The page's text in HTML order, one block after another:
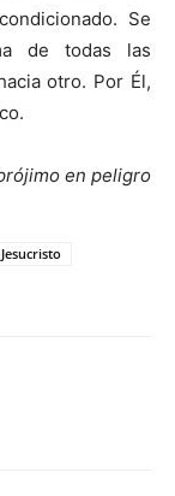
Se
de todas las
otro. Por Él,
en peligro
Jesucristo